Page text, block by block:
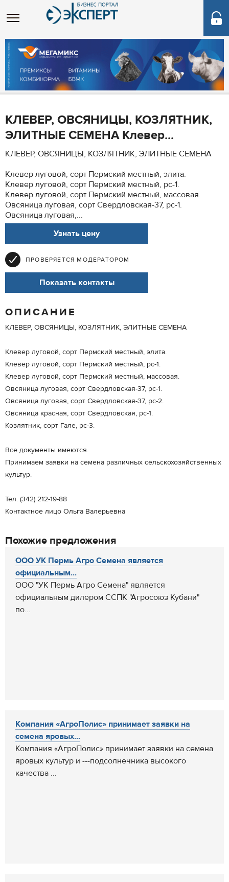
КЛЕВЕР, ОВСЯНИЦЫ, КОЗЛЯТНИК,
ЭЛИТНЫЕ СЕМЕНА Клевер...
КЛЕВЕР, ОВСЯНИЦЫ, КОЗЛЯТНИК, ЭЛИТНЫЕ СЕМЕНА
Клевер луговой, сорт Пермский местный, элита.
Клевер луговой, сорт Пермский местный, рс-1.
Клевер луговой, сорт Пермский местный, массовая.
Овсяница луговая, сорт Свердловская-37, рс-1.
Овсяница луговая,...
Узнать цену
ПРОВЕРЯЕТСЯ МОДЕРАТОРОМ
Показать контакты
ОПИСАНИЕ
КЛЕВЕР, ОВСЯНИЦЫ, КОЗЛЯТНИК, ЭЛИТНЫЕ СЕМЕНА
Клевер луговой, сорт Пермский местный, элита.
Клевер луговой, сорт Пермский местный, рс-1.
Клевер луговой, сорт Пермский местный, массовая.
Овсяница луговая, сорт Свердловская-37, рс-1.
Овсяница луговая, сорт Свердловская-37, рс-2.
Овсяница красная, сорт Свердловская, рс-1.
Козлятник, сорт Гале, рс-3.
Все документы имеются.
Принимаем заявки на семена различных сельскохозяйственных
культур.
Тел. (342) 212-19-88
Контактное лицо Ольга Валерьевна
Похожие предложения
ООО УК Пермь Агро Семена является
официальным...
ООО "УК Пермь Агро Семена" является
официальным дилером ССПК "Агросоюз Кубани"
по...
Компания «АгроПолис» принимает заявки на
семена яровых...
Компания «АгроПолис» принимает заявки на семена
яровых культур и ---подсолнечника высокого
качества ...